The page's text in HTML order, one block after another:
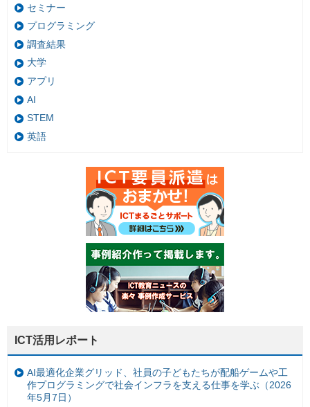
セミナー
プログラミング
調査結果
大学
アプリ
AI
STEM
英語
ICT活用レポート
AI最適化企業グリッド、社員の子どもたちが配船ゲームや工
作プログラミングで社会インフラを支える仕事を学ぶ（2026
年5月7日）